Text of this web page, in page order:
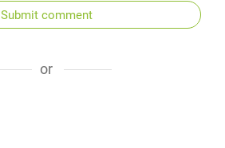
Submit comment
or